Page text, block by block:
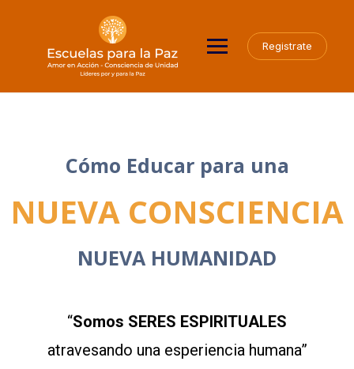
Registrate
Cómo Educar para una
NUEVA CONSCIENCIA
NUEVA HUMANIDAD
“Somos SERES ESPIRITUALES
atravesando una esperiencia humana”